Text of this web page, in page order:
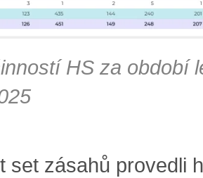
HS za období
set zásahů provedli